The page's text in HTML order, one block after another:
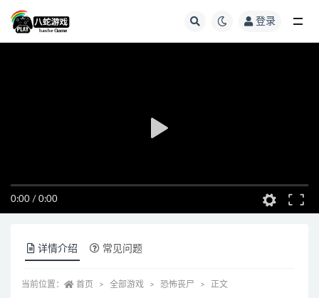
登录
0:00 / 0:00
详情介绍 常见问题
当前位置： 首页 全部游戏 恐怖丧尸 正文